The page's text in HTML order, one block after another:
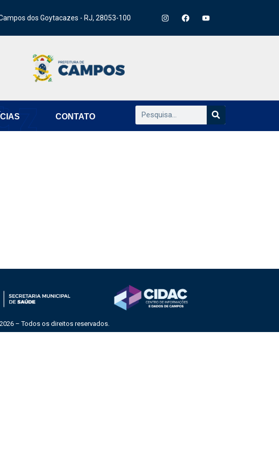
dos Goytacazes - RJ, 28053-100
CONTATO
– Todos os direitos reservados.